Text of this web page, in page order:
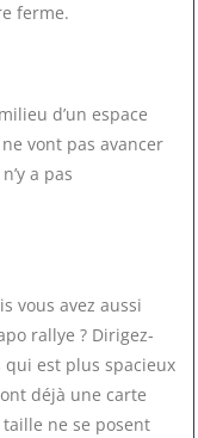
ferme.
d’un espace
vont pas avancer
a pas
vous avez aussi
rallye ? Dirigez-
qui est plus spacieux
déjà une carte
ne se posent